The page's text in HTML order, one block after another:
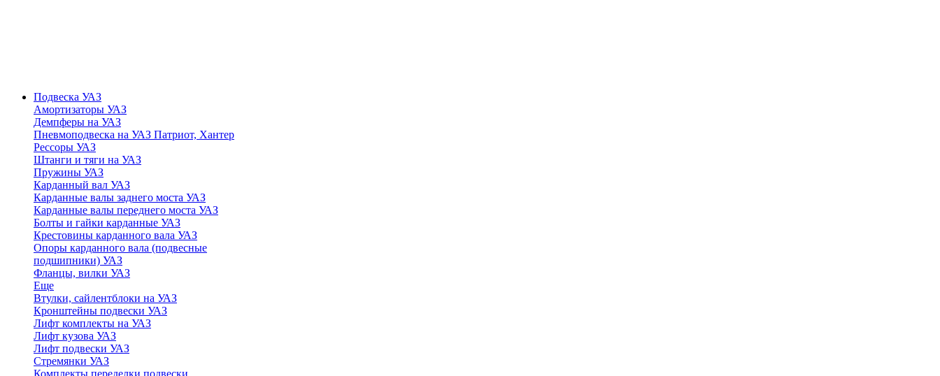
Подвеска УАЗ
Амортизаторы УАЗ
Демпферы на УАЗ
Пневмоподвеска на УАЗ Патриот, Хантер
Рессоры УАЗ
Штанги и тяги на УАЗ
Пружины УАЗ
Карданный вал УАЗ
Карданные валы заднего моста УАЗ
Карданные валы переднего моста УАЗ
Болты и гайки карданные УАЗ
Крестовины карданного вала УАЗ
Опоры карданного вала (подвесные
подшипники) УАЗ
Фланцы, вилки УАЗ
Еще
Втулки, сайлентблоки на УАЗ
Кронштейны подвески УАЗ
Лифт комплекты на УАЗ
Лифт кузова УАЗ
Лифт подвески УАЗ
Стремянки УАЗ
Комплекты переделки подвески